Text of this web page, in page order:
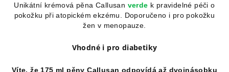
Unikátní krémová pěna Callusan verde k pravidelné péči o
pokožku při atopickém ekzému. Doporučeno i pro pokožku
žen v menopauze.
Vhodné i pro diabetiky
Víte, že 175 ml pěny Callusan odpovídá až dvojnásobku